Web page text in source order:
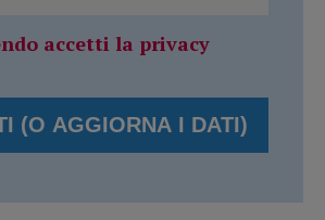
accetti la privacy